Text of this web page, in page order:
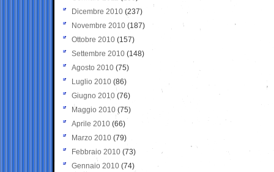
Dicembre 2010 (237)
Novembre 2010 (187)
Ottobre 2010 (157)
Settembre 2010 (148)
Agosto 2010 (75)
Luglio 2010 (86)
Giugno 2010 (76)
Maggio 2010 (75)
Aprile 2010 (66)
Marzo 2010 (79)
Febbraio 2010 (73)
Gennaio 2010 (74)